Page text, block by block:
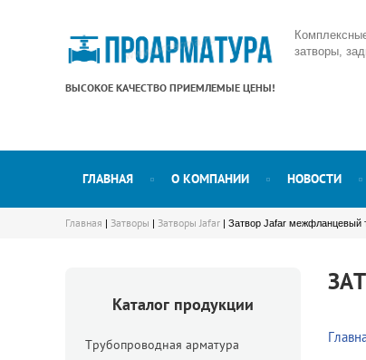
ВЫСОКОЕ КАЧЕСТВО ПРИЕМЛЕМЫЕ ЦЕНЫ!
затворы,
ГЛАВНАЯ О КОМПАНИИ НОВОСТИ
Главная Затворы Затворы Jafar | Затвор Jafar межфланцевый
Каталог продукции
Трубопроводная арматура